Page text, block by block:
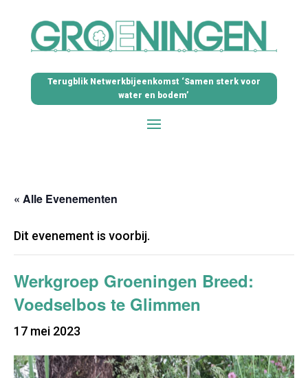
Terugblik Netwerkbijeenkomst ‘Samen sterk voor
water en bodem’
« Alle Evenementen
Dit evenement is voorbij.
Werkgroep Groeningen Breed:
Voedselbos te Glimmen
17 mei 2023